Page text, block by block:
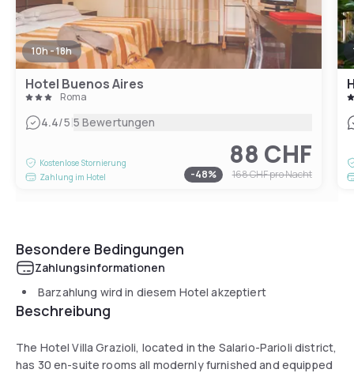
10h - 18h
Hotel Buenos Aires
Roma
4.4/5|5 Bewertungen
Kostenlose Stornierung
Zahlung im Hotel
88 CHF
-48% 168 CHFpro Nacht
Besondere Bedingungen
Zahlungsinformationen
Barzahlung wird in diesem Hotel akzeptiert
Beschreibung
The Hotel Villa Grazioli, located in the Salario-Parioli district,
has 30 en-suite rooms all modernly furnished and equipped